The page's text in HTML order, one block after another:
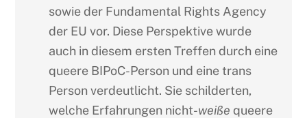
sowie der Fundamental Rights Agency
der EU vor. Diese Perspektive wurde
auch in diesem ersten Treffen durch eine
queere BIPoC-Person und eine trans
Person verdeutlicht. Sie schilderten,
welche Erfahrungen nicht-weiße queere